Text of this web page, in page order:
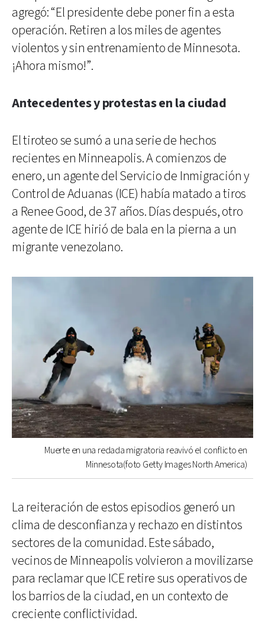
agregó: “El presidente debe poner fin a esta
operación. Retiren a los miles de agentes
violentos y sin entrenamiento de Minnesota.
¡Ahora mismo!”.
Antecedentes y protestas en la ciudad
El tiroteo se sumó a una serie de hechos
recientes en Minneapolis. A comienzos de
enero, un agente del Servicio de Inmigración y
Control de Aduanas (ICE) había matado a tiros
a Renee Good, de 37 años. Días después, otro
agente de ICE hirió de bala en la pierna a un
migrante venezolano.
Muerte en una redada migratoria reavivó el conflicto en
Minnesota(foto Getty Images North America)
La reiteración de estos episodios generó un
clima de desconfianza y rechazo en distintos
sectores de la comunidad. Este sábado,
vecinos de Minneapolis volvieron a movilizarse
para reclamar que ICE retire sus operativos de
los barrios de la ciudad, en un contexto de
creciente conflictividad.